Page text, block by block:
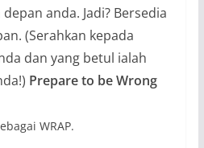
anda. Jadi? Bersedia
(Serahkan kepada
dan yang betul ialah
Prepare to be Wrong
WRAP.